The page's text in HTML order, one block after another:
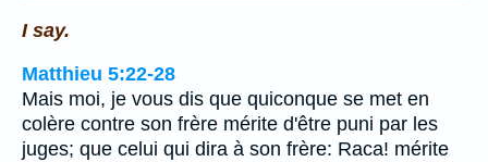
I say.
Matthieu 5:22-28
Mais moi, je vous dis que quiconque se met en
colère contre son frère mérite d'être puni par les
juges; que celui qui dira à son frère: Raca! mérite